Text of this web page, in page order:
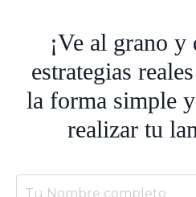
¡Ve al grano y
estrategias
la forma simple
realizar tu